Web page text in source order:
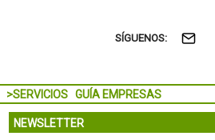
SÍGUENOS:
>SERVICIOS GUÍA EMPRESAS
NEWSLETTER